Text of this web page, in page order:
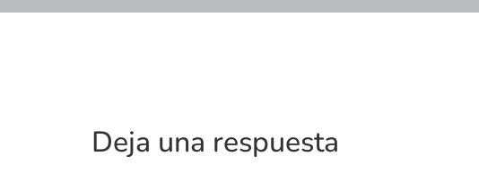
Deja una respuesta